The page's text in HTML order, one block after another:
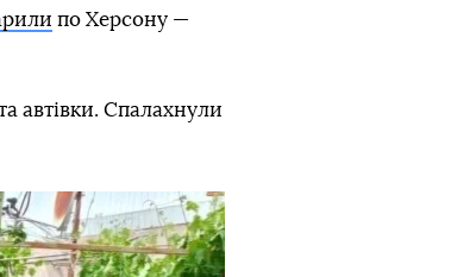
по Херсону —
автівки. Спалахнули